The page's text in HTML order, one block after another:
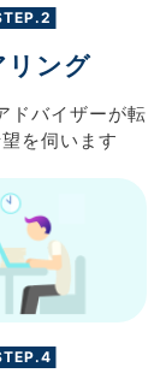
リング
ドバイザーが転
を伺います